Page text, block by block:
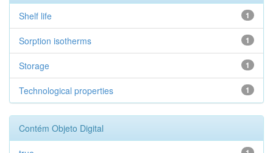
1
Shelf life
1
Sorption isotherms
1
Storage
1
Technological properties
Contém Objeto Digital